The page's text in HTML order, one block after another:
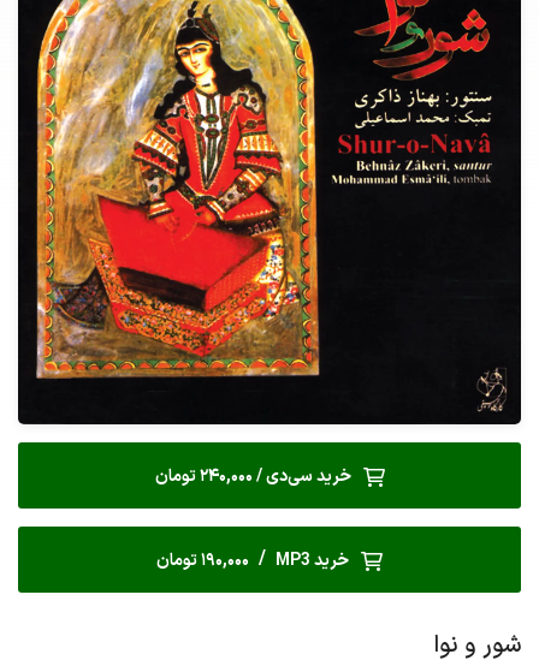
خرید سی‌دی / 240,000 تومان
خرید MP3 / 190,000 تومان
شور و نوا